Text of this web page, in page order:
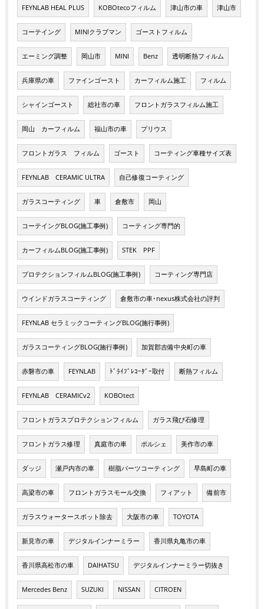
FEYNLAB HEAL PLUS KOBOtecoフィルム 津山市の車 津山市
コーテイング MINIクラブマン ゴーストフィルム
エーミング調整 岡山市 MINI Benz 透明断熱フィルム
兵庫県の車 ファインゴースト カーフィルム施工 フィルム
シャインゴースト 総社市の車 フロントガラスフィルム施工
岡山 カーフィルム 福山市の車 プリウス
フロントガラス フィルム ゴースト コーティング車種サイズ表
FEYNLAB CERAMIC ULTRA 自己修復コーティング
ガラスコーティング 車 倉敷市 岡山
コーテイングBLOG(施工事例) コーティング専門的
カーフィルムBLOG(施工事例) STEK PPF
プロテクションフィルムBLOG(施工事例) コーティング専門店
ウインドガラスコーティング 倉敷市の車･nexus株式会社の評判
FEYNLAB セラミックコーティングBLOG(施行事例)
ガラスコーティングBLOG(施行事例) 加賀郡吉備中央町の車
赤磐市の車 FEYNLAB ﾄﾞﾗｲﾌﾞﾚｺｰﾀﾞｰ取付 断熱フィルム
FEYNLAB CERAMICv2 KOBOtect
フロントガラスプロテクションフィルム ガラス飛び石修理
フロントガラス修理 真庭市の車 ポルシェ 美作市の車
ダッジ 瀬戸内市の車 樹脂パーツコーティング 早島町の車
高梁市の車 フロントガラスモール交換 フィアット 備前市
ガラスウォータースポット除去 大阪市の車 TOYOTA
新見市の車 デジタルインナーミラー 香川県丸亀市の車
香川県高松市の車 DAIHATSU デジタルインナーミラー切抜き
Mercedes Benz SUZUKI NISSAN CITROEN